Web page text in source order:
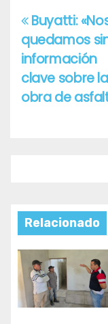
de
entradas
Buyatti:
quedamos
información
clave sobre la
obra de
Relacionado